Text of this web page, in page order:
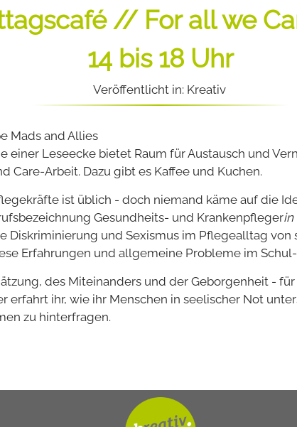
// For all we
14 bis 18 Uhr
Veröffentlicht in: Kreativ
Mads and Allies
einer Leseecke bietet Raum für Austausch und
Care-Arbeit. Dazu gibt es Kaffee und Kuchen.
ist üblich - doch niemand käme auf die
Gesundheits- und Krankenpflegerin
Diskriminierung und Sexismus im Pflegealltag von
Erfahrungen und allgemeine Probleme im
des Miteinanders und der Geborgenheit -
erfahrt ihr, wie ihr Menschen in seelischer Not
zu hinterfragen.